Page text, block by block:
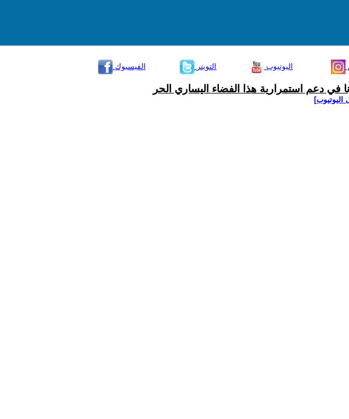
الفيسبوك
التويتر اليوتيوب
في دعم استمرارية هذا الفضاء اليساري الحر